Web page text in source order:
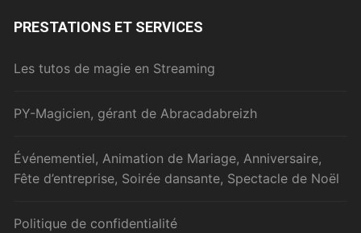
PRESTATIONS ET SERVICES
Les tutos de magie en Streaming
PY-Magicien, gérant de Abracadabreizh
Événementiel, Animation de Mariage, Anniversaire,
Fête d’entreprise, Soirée dansante, Spectacle de Noël
Politique de confidentialité